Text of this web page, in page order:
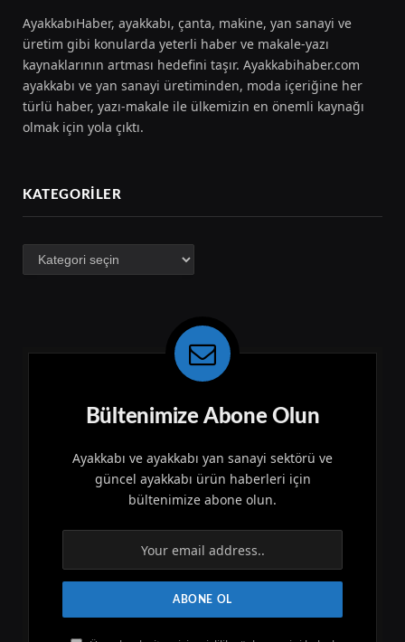
AyakkabıHaber, ayakkabı, çanta, makine, yan sanayi ve
üretim gibi konularda yeterli haber ve makale-yazı
kaynaklarının artması hedefini taşır. Ayakkabihaber.com
ayakkabı ve yan sanayi üretiminden, moda içeriğine her
türlü haber, yazı-makale ile ülkemizin en önemli kaynağı
olmak için yola çıktı.
KATEGORILER
Kategoriler
Bültenimize Abone Olun
Ayakkabı ve ayakkabı yan sanayi sektörü ve
güncel ayakkabı ürün haberleri için
bültenimize abone olun.